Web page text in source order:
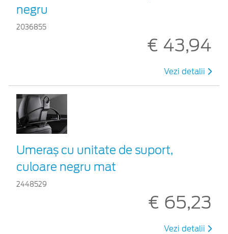
negru
2036855
€ 43,94
Vezi detalii
Umeraș cu unitate de suport,
culoare negru mat
2448529
€ 65,23
Vezi detalii